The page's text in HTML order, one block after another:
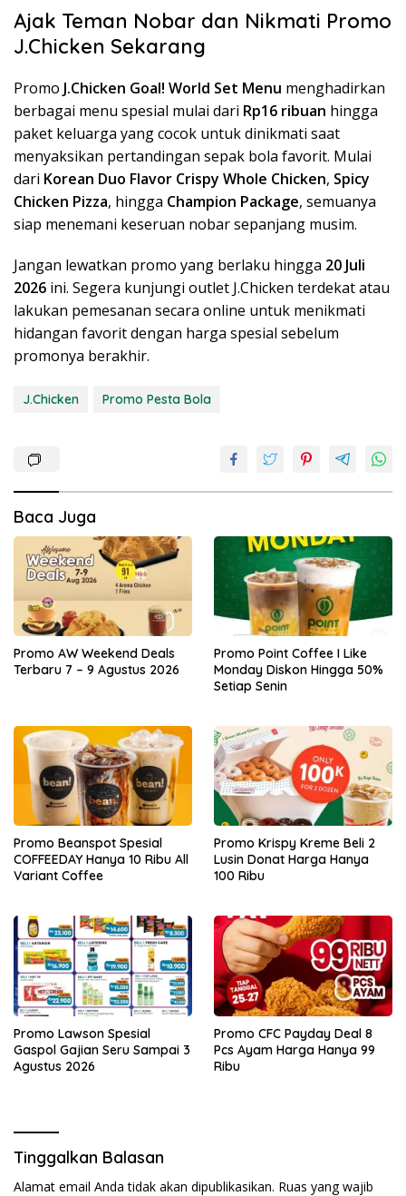
Ajak Teman Nobar dan Nikmati Promo
J.Chicken Sekarang
Promo J.Chicken Goal! World Set Menu menghadirkan
berbagai menu spesial mulai dari Rp16 ribuan hingga
paket keluarga yang cocok untuk dinikmati saat
menyaksikan pertandingan sepak bola favorit. Mulai
dari Korean Duo Flavor Crispy Whole Chicken, Spicy
Chicken Pizza, hingga Champion Package, semuanya
siap menemani keseruan nobar sepanjang musim.
Jangan lewatkan promo yang berlaku hingga 20 Juli
2026 ini. Segera kunjungi outlet J.Chicken terdekat atau
lakukan pemesanan secara online untuk menikmati
hidangan favorit dengan harga spesial sebelum
promonya berakhir.
J.Chicken Promo Pesta Bola
Baca Juga
Promo AW Weekend Deals
Terbaru 7 – 9 Agustus 2026
Promo Point Coffee I Like
Monday Diskon Hingga 50%
Setiap Senin
Promo Beanspot Spesial
COFFEEDAY Hanya 10 Ribu All
Variant Coffee
Promo Krispy Kreme Beli 2
Lusin Donat Harga Hanya
100 Ribu
Promo Lawson Spesial
Gaspol Gajian Seru Sampai 3
Agustus 2026
Promo CFC Payday Deal 8
Pcs Ayam Harga Hanya 99
Ribu
Tinggalkan Balasan
Alamat email Anda tidak akan dipublikasikan. Ruas yang wajib